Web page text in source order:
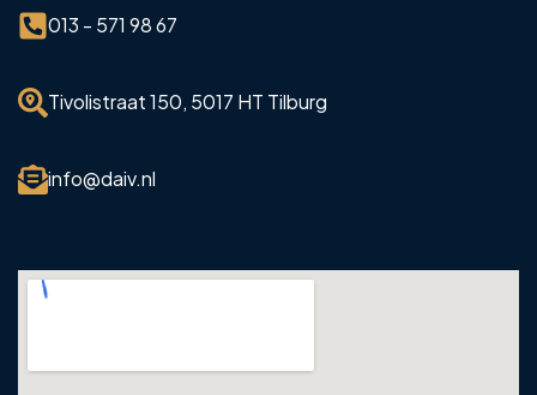
013 - 571 98 67
Tivolistraat 150, 5017 HT Tilburg
info@daiv.nl